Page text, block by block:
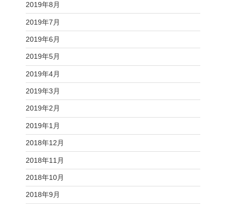
2019年8月
2019年7月
2019年6月
2019年5月
2019年4月
2019年3月
2019年2月
2019年1月
2018年12月
2018年11月
2018年10月
2018年9月